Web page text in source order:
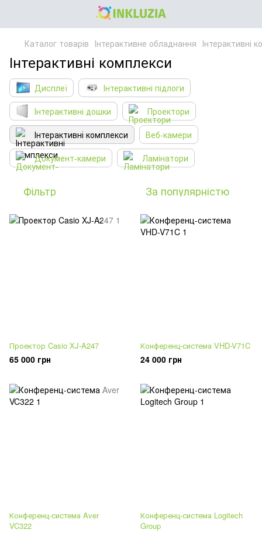
Каталог товарів Інтерактивне обладнання Інтерактивні
Інтерактивні комплекси
Дисплеї
Інтерактивні підлоги
Інтерактивні дошки
Проектори
Інтерактивні комплекси
Веб-камери
Документ-камери
Ламінатори
Фільтр За популярністю
Проектор Casio XJ-A247
65 000 грн
Конференц-система VHD-V71C
24 000 грн
Конференц-система Aver
VC322
Конференц-система Logitech
Group